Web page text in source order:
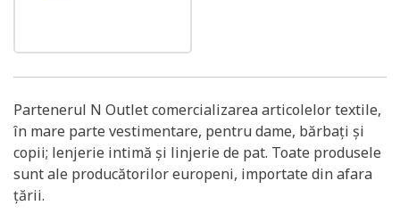
Partenerul N Outlet comercializarea articolelor textile,
în mare parte vestimentare, pentru dame, bărbați și
copii; lenjerie intimă și linjerie de pat. Toate produsele
sunt ale producătorilor europeni, importate din afara
țării.